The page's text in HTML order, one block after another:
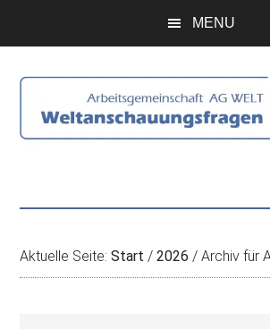
menu
MENU
Aktuelle Seite:Start / 2026 / Archiv für